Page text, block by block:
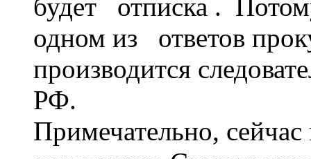
будет отписка .
одном из ответов
производится
РФ.
Примечательно,